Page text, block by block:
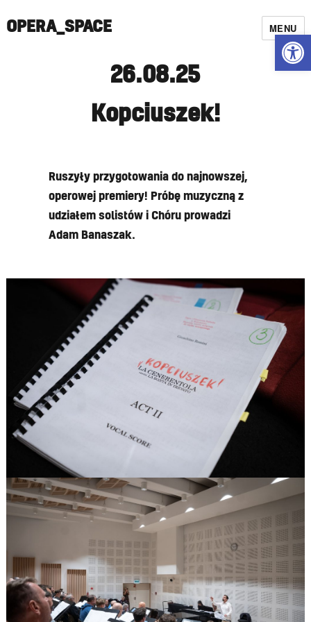
OPERA_SPACE MENU
26.08.25
Kopciuszek!
Ruszyły przygotowania do najnowszej,
operowej premiery! Próbę muzyczną z
udziałem solistów i Chóru prowadzi
Adam Banaszak.